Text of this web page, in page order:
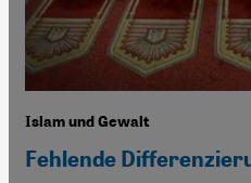
Islam und Gewalt
Fehlende